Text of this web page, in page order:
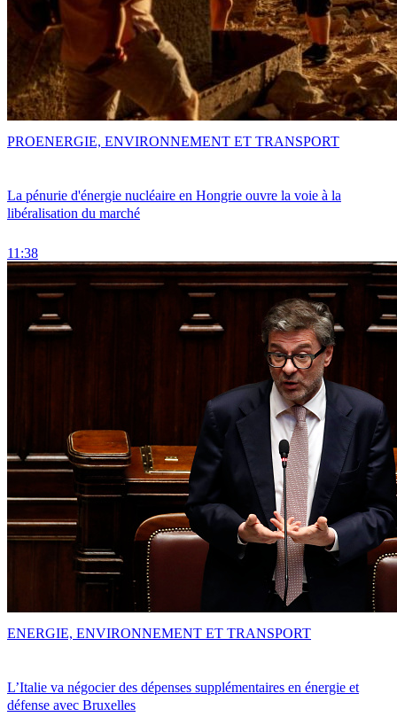
La pénurie d'énergie nucléaire en Hongrie ouvre la voie à la
libéralisation du marché
11:38
PROENERGIE, ENVIRONNEMENT ET TRANSPORT
L’Italie va négocier des dépenses supplémentaires en énergie et
défense avec Bruxelles
ENERGIE, ENVIRONNEMENT ET TRANSPORT